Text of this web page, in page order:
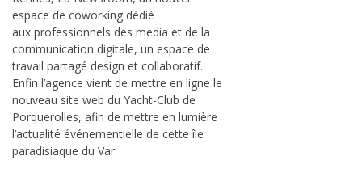
espace de coworking dédié
aux professionnels des media et de la
communication digitale, un espace de
travail partagé design et collaboratif.
Enfin l’agence vient de mettre en ligne le
nouveau site web du Yacht-Club de
Porquerolles, afin de mettre en lumière
l’actualité événementielle de cette île
paradisiaque du Var.